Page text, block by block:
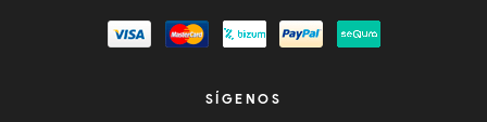
SÍGENOS